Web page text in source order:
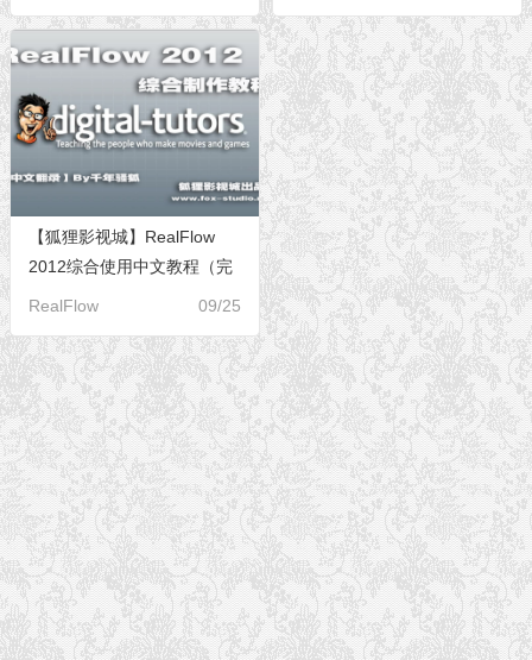
【狐狸影视城】RealFlow
2012综合使用中文教程（完
结）
RealFlow 09/25